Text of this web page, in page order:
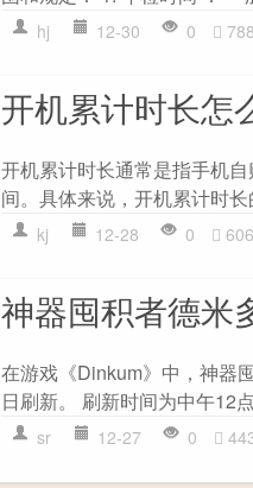
hj 12-30 0 788
开机累计时长怎
开机累计时长通常是指手机
间。具体来说，开机累计时
kj 12-28 0 606
神器囤积者德米
在游戏《Dinkum》中，神器
日刷新。 刷新时间为中午12
sr 12-27 0